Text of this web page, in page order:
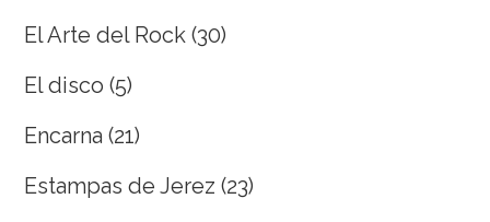
El Arte del Rock (30)
El disco (5)
Encarna (21)
Estampas de Jerez (23)